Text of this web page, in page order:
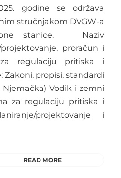
godine se održava
stručnjakom DVGW-a
stanice. Naziv
proračun i
regulaciju pritiska i
Zakoni, propisi, standardi
Vodik i zemni
za regulaciju pritiska i
projektovanje i
READ MORE